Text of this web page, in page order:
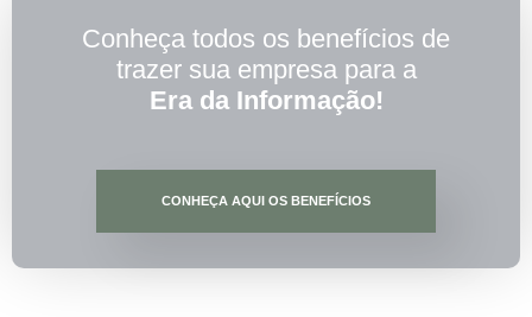
Conheça todos os benefícios de
trazer sua empresa para a
Era da Informação!
CONHEÇA AQUI OS BENEFÍCIOS